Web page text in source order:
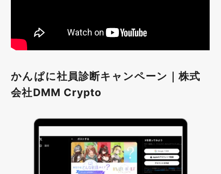
かんぱに社員診断キャンペーン｜株式
会社DMM Crypto